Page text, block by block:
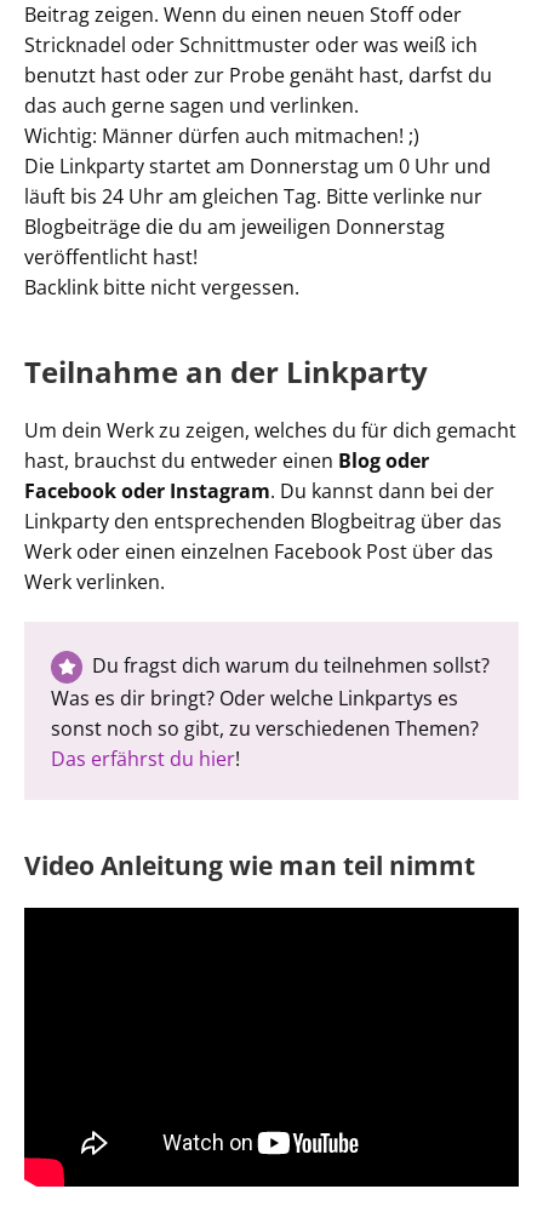
Beitrag zeigen. Wenn du einen neuen Stoff oder
Stricknadel oder Schnittmuster oder was weiß ich
benutzt hast oder zur Probe genäht hast, darfst du
das auch gerne sagen und verlinken.
Wichtig: Männer dürfen auch mitmachen! ;)
Die Linkparty startet am Donnerstag um 0 Uhr und
läuft bis 24 Uhr am gleichen Tag. Bitte verlinke nur
Blogbeiträge die du am jeweiligen Donnerstag
veröffentlicht hast!
Backlink bitte nicht vergessen.
Teilnahme an der Linkparty
Um dein Werk zu zeigen, welches du für dich gemacht
hast, brauchst du entweder einen Blog oder
Facebook oder Instagram. Du kannst dann bei der
Linkparty den entsprechenden Blogbeitrag über das
Werk oder einen einzelnen Facebook Post über das
Werk verlinken.
Du fragst dich warum du teilnehmen sollst?
Was es dir bringt? Oder welche Linkpartys es
sonst noch so gibt, zu verschiedenen Themen?
Das erfährst du hier!
Video Anleitung wie man teil nimmt